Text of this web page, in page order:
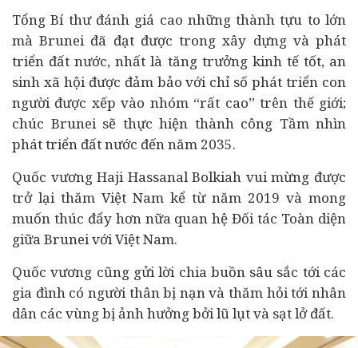
Tổng Bí thư đánh giá cao những thành tựu to lớn
mà Brunei đã đạt được trong xây dựng và phát
triển đất nước, nhất là tăng trưởng kinh tếtốt, an
sinh xã hội được đảm bảo với chỉ số phát triển con
người được xếp vào nhóm “rất cao” trên thế giới;
chúc Brunei sẽ thực hiện thành công Tầm nhìn
phát triển đất nước đến năm 2035.
Quốc vương Haji Hassanal Bolkiah vui mừng được
trở lại thăm Việt Nam kể từ năm 2019 và mong
muốn thúc đẩy hơn nữa quan hệ Đối tác Toàn diện
giữa Brunei với Việt Nam.
Quốc vương cũng gửi lời chia buồn sâu sắc tới các
gia đình có người thân bị nạn và thăm hỏi tới nhân
dân các vùng bị ảnh hưởng bởi lũ lụt và sạt lở đất.